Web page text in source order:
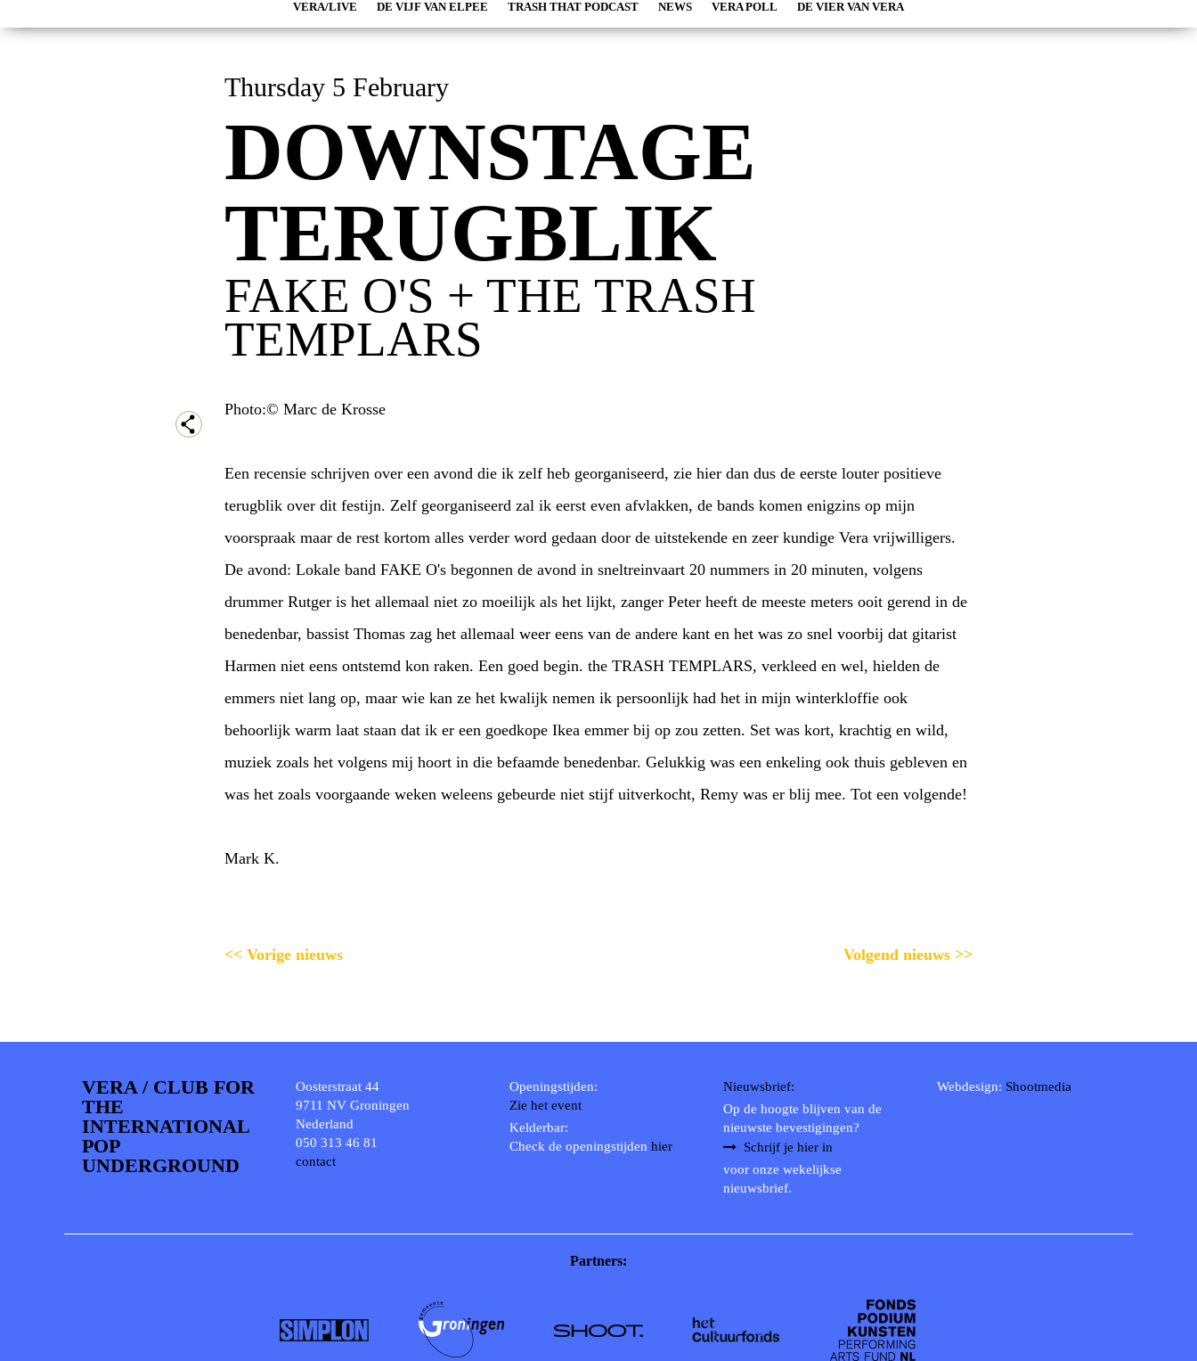
VERA/LIVE DE VIJF VAN ELPEE TRASH THAT PODCAST NEWS VERA POLL DE VIER VAN VERA
Thursday 5 February
DOWNSTAGE
TERUGBLIK
FAKE O'S + THE TRASH
TEMPLARS
Photo:© Marc de Krosse
Een recensie schrijven over een avond die ik zelf heb georganiseerd, zie hier dan dus de eerste louter positieve
terugblik over dit festijn. Zelf georganiseerd zal ik eerst even afvlakken, de bands komen enigzins op mijn
voorspraak maar de rest kortom alles verder word gedaan door de uitstekende en zeer kundige Vera vrijwilligers.
De avond: Lokale band FAKE O's begonnen de avond in sneltreinvaart 20 nummers in 20 minuten, volgens
drummer Rutger is het allemaal niet zo moeilijk als het lijkt, zanger Peter heeft de meeste meters ooit gerend in de
benedenbar, bassist Thomas zag het allemaal weer eens van de andere kant en het was zo snel voorbij dat gitarist
Harmen niet eens ontstemd kon raken. Een goed begin. the TRASH TEMPLARS, verkleed en wel, hielden de
emmers niet lang op, maar wie kan ze het kwalijk nemen ik persoonlijk had het in mijn winterkloffie ook
behoorlijk warm laat staan dat ik er een goedkope Ikea emmer bij op zou zetten. Set was kort, krachtig en wild,
muziek zoals het volgens mij hoort in die befaamde benedenbar. Gelukkig was een enkeling ook thuis gebleven en
was het zoals voorgaande weken weleens gebeurde niet stijf uitverkocht, Remy was er blij mee. Tot een volgende!
Mark K.
<< Vorige nieuws Volgend nieuws >>
VERA / CLUB FOR
THE
INTERNATIONAL
POP
UNDERGROUND
Oosterstraat 44
9711 NV Groningen
Nederland
050 313 46 81
contact
Openingstijden:
Zie het event
Kelderbar:
Check de openingstijden hier
Nieuwsbrief:
Op de hoogte blijven van de
nieuwste bevestigingen?
Schrijf je hier in
voor onze wekelijkse
nieuwsbrief.
Webdesign: Shootmedia
Partners: